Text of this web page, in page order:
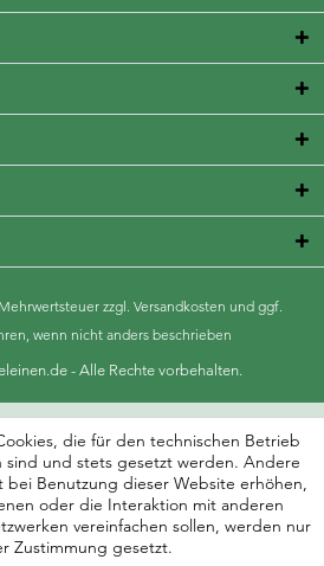
zzgl. Versandkosten und ggf.
wenn nicht anders beschrieben
- Alle Rechte vorbehalten.
die für den technischen Betrieb
und stets gesetzt werden. Andere
bei Benutzung dieser Website erhöhen,
oder die Interaktion mit anderen
vereinfachen sollen, werden nur
Zustimmung gesetzt.